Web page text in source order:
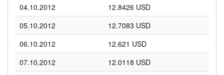
04.10.2012
12.8426 USD
05.10.2012
12.7083 USD
06.10.2012
12.621 USD
07.10.2012
12.0118 USD